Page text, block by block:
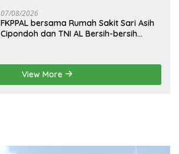
07/08/2026
FKPPAL bersama Rumah Sakit Sari Asih
Cipondoh dan TNI AL Bersih-bersih
View More